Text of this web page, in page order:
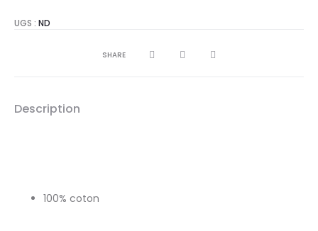
UGS : ND
SHARE
Description
100% coton